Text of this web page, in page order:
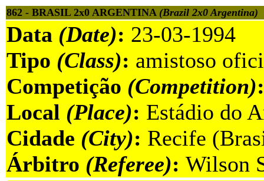
862 - BRASIL 2x0 ARGENTINA (Brazil 2x0 Argentina)
Data (Date): 23-03-1994
Tipo (Class): amistoso
Competição (Competition)
Local (Place): Estádio do
Cidade (City): Recife
Árbitro (Referee): Wilson